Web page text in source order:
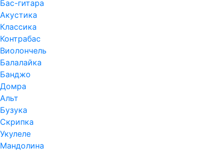
Бас-гитара
Акустика
Классика
Контрабас
Виолончель
Балалайка
Банджо
Домра
Альт
Бузука
Скрипка
Укулеле
Мандолина